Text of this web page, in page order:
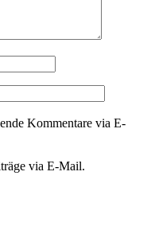
Kommentare via E-
via E-Mail.